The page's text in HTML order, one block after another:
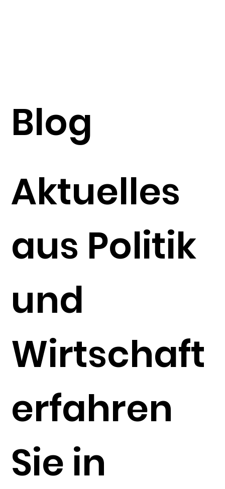
Blog
Aktuelles
aus Politik
und
Wirtschaft
erfahren
Sie in